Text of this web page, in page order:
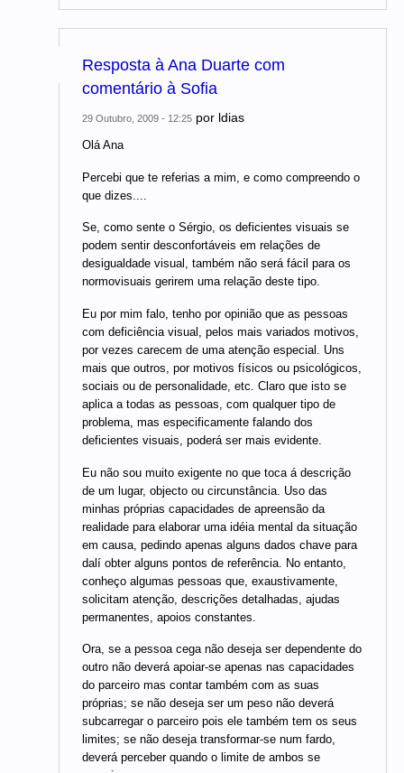
Resposta à Ana Duarte com
comentário à Sofia
29 Outubro, 2009 - 12:25 por ldias
Olá Ana
Percebi que te referias a mim, e como compreendo o
que dizes....
Se, como sente o Sérgio, os deficientes visuais se
podem sentir desconfortáveis em relações de
desigualdade visual, também não será fácil para os
normovisuais gerirem uma relação deste tipo.
Eu por mim falo, tenho por opinião que as pessoas
com deficiência visual, pelos mais variados motivos,
por vezes carecem de uma atenção especial. Uns
mais que outros, por motivos físicos ou psicológicos,
sociais ou de personalidade, etc. Claro que isto se
aplica a todas as pessoas, com qualquer tipo de
problema, mas especificamente falando dos
deficientes visuais, poderá ser mais evidente.
Eu não sou muito exigente no que toca á descrição
de um lugar, objecto ou circunstância. Uso das
minhas próprias capacidades de apreensão da
realidade para elaborar uma idéia mental da situação
em causa, pedindo apenas alguns dados chave para
dalí obter alguns pontos de referência. No entanto,
conheço algumas pessoas que, exaustivamente,
solicitam atenção, descrições detalhadas, ajudas
permanentes, apoios constantes.
Ora, se a pessoa cega não deseja ser dependente do
outro não deverá apoiar-se apenas nas capacidades
do parceiro mas contar também com as suas
próprias; se não deseja ser um peso não deverá
subcarregar o parceiro pois ele também tem os seus
limites; se não deseja transformar-se num fardo,
deverá perceber quando o limite de ambos se